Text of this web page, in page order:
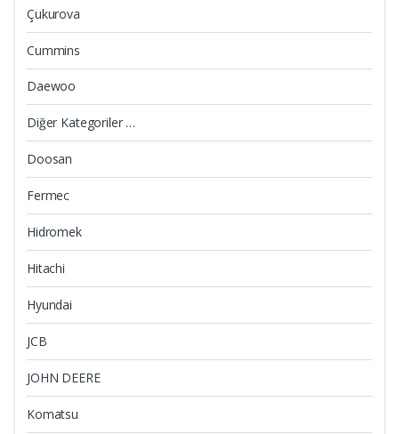
Çukurova
Cummins
Daewoo
Diğer Kategoriler …
Doosan
Fermec
Hidromek
Hitachi
Hyundai
JCB
JOHN DEERE
Komatsu